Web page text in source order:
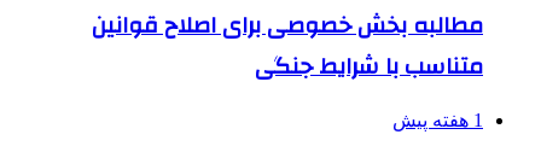
مطالبه بخش خصوصی برای اصلاح قوانین
متناسب با شرایط جنگی
1 هفته پیش